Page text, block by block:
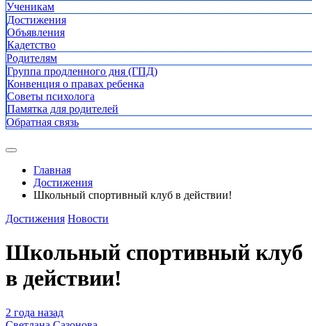
Ученикам
Достижения
Объявления
Кадетство
Родителям
Группа продленного дня (ГПД)
Конвенция о правах ребенка
Советы психолога
Памятка для родителей
Обратная связь
Главная
Достижения
Школьный спортивный клуб в действии!
Достижения Новости
Школьный спортивный клуб
в действии!
2 года назад